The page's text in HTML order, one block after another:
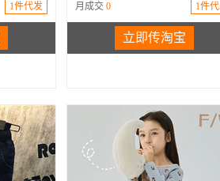
1件代发 月成交 0 1件
立即传淘宝